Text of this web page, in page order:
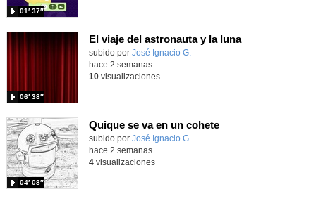
01′ 37″
El viaje del astronauta y la luna
Contenido educativo.
subido por José Ignacio G.
06′ 38″
hace 2 semanas
10visualizaciones
Quique se va en un cohete
Contenido educativo.
subido por José Ignacio G.
04′ 08″
hace 2 semanas
4visualizaciones